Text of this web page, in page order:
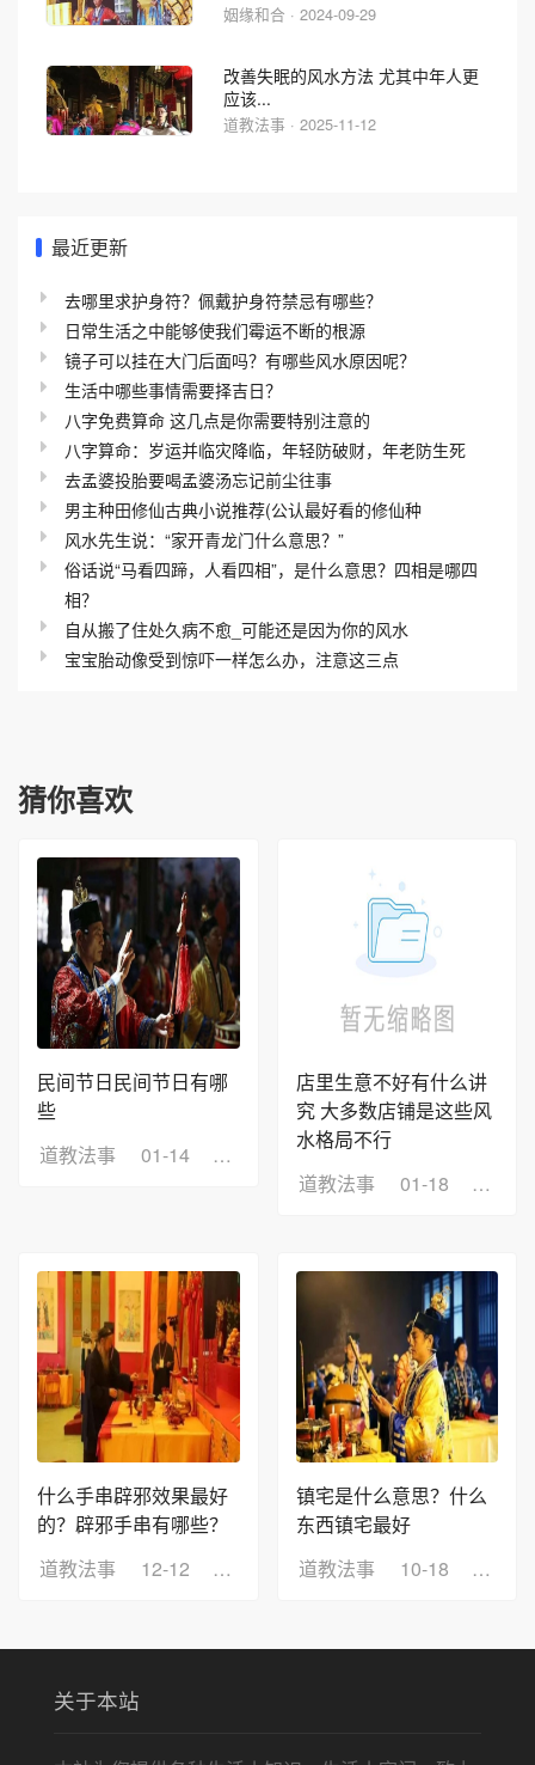
姻缘和合 · 2024-09-29
改善失眠的风水方法 尤其中年人更
应该...
道教法事 · 2025-11-12
最近更新
去哪里求护身符？佩戴护身符禁忌有哪些？
日常生活之中能够使我们霉运不断的根源
镜子可以挂在大门后面吗？有哪些风水原因呢？
生活中哪些事情需要择吉日？
八字免费算命 这几点是你需要特别注意的
八字算命：岁运并临灾降临，年轻防破财，年老防生死
去孟婆投胎要喝孟婆汤忘记前尘往事
男主种田修仙古典小说推荐(公认最好看的修仙种
风水先生说：“家开青龙门什么意思？”
俗话说“马看四蹄，人看四相”，是什么意思？四相是哪四
相？
自从搬了住处久病不愈_可能还是因为你的风水
宝宝胎动像受到惊吓一样怎么办，注意这三点
猜你喜欢
民间节日民间节日有哪
些
道教法事
01-14 浏览：6
店里生意不好有什么讲
究 大多数店铺是这些风
水格局不行
道教法事
01-18 浏览
什么手串辟邪效果最好
的？辟邪手串有哪些？
道教法事
12-12 浏览：17
镇宅是什么意思？什么
东西镇宅最好
道教法事
10-18 浏览
关于本站